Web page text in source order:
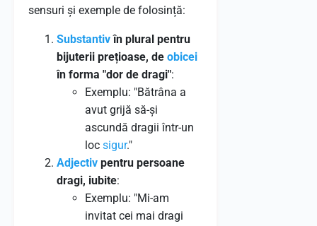
sensuri și exemple de folosință:
Substantivîn plural pentru
bijuterii prețioase, de obicei
în forma "dor de dragi":
Exemplu: "Bătrâna a
avut grijă să-și
ascundă dragii într-un
loc sigur."
Adjectiv pentru persoane
dragi, iubite:
Exemplu: "Mi-am
invitat cei mai dragi